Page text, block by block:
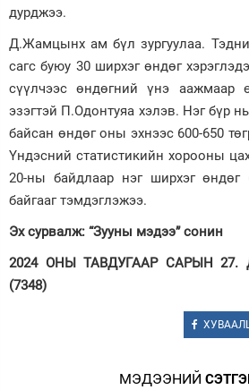
дурджээ.
Д.Жамцынх ам бүл зургуулаа.
сагс буюу 30 ширхэг өндөг
сүүлчээс өндөгний үнэ аажмаар
эзэгтэй П.Одонтуяа хэлэв. Нэг бүр
байсан өндөг оны эхнээс 600-650
Үндэсний статистикийн хорооны
20-ны байдлаар нэг ширхэг өндөг
байгааг тэмдэглэжээ.
Эх сурвалж: “Зууны мэдээ” сонин
2024 ОНЫ ТАВДУГААР САРЫН 27.
(7348)
МЭДЭЭНИЙ